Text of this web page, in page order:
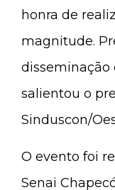
honra de
magnitude.
disseminação
salientou o
Sinduscon/
O evento foi
Senai